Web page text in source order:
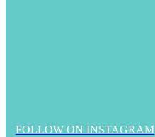
FOLLOW ON INSTAGRAM